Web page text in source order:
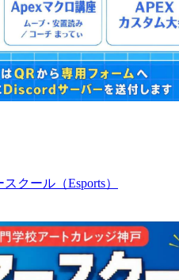
クール（Esports）